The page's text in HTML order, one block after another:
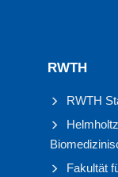
RWTH
RWTH
Fakultät